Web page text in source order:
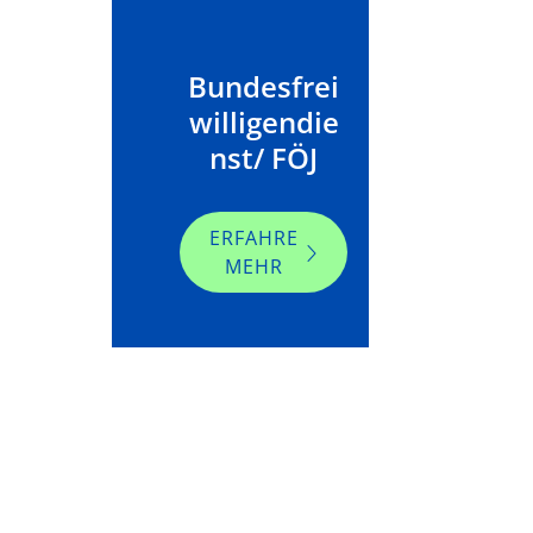
Bundesfrei
willigendie
nst/ FÖJ
ERFAHRE
MEHR